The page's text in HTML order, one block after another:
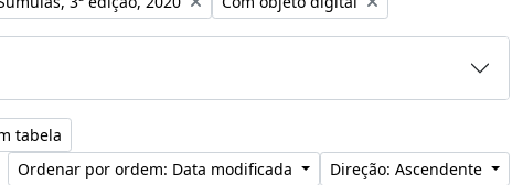
tabela
Ordenar por ordem: Data modificada
Direção: Ascendente